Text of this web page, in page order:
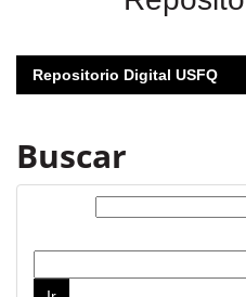
Repositorio Digital USFQ
Buscar